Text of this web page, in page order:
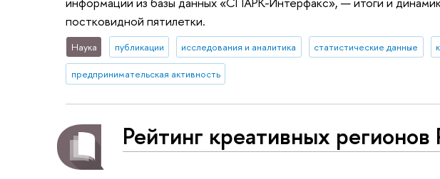
постковидной пятилетки.
Наука публикации исследования и аналитика статистические данные
предпринимательская активность
Рейтинг креативных